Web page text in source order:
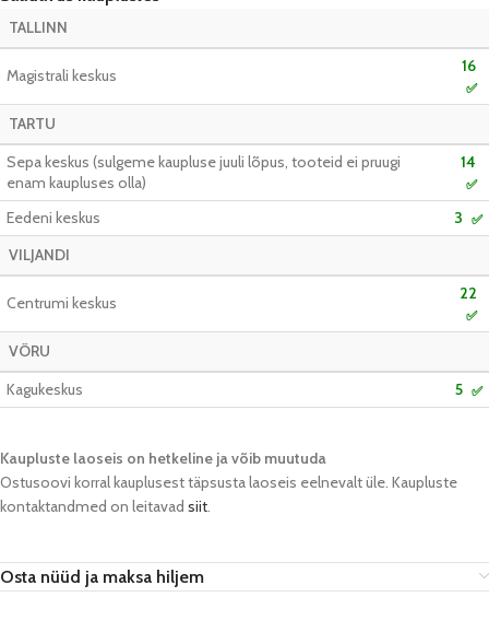
TALLINN
Magistrali keskus 16
✅
TARTU
Sepa keskus (sulgeme kaupluse juuli lõpus, tooteid ei pruugi
enam kaupluses olla)
14
✅
Eedeni keskus 3 ✅
VILJANDI
Centrumi keskus 22
✅
VÕRU
Kagukeskus
5 ✅
Kaupluste laoseis on hetkeline ja võib muutuda​
Ostusoovi korral kauplusest täpsusta laoseis eelnevalt üle. Kaupluste
kontaktandmed on leitavad siit.
Osta nüüd ja maksa hiljem